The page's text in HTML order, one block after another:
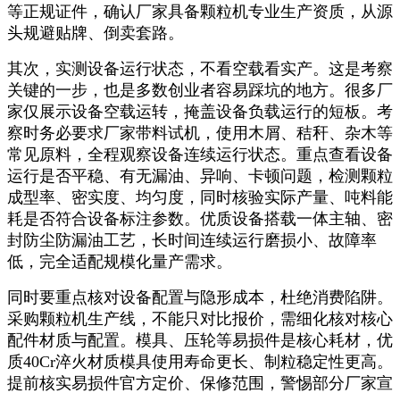
等正规证件，确认厂家具备颗粒机专业生产资质，从源
头规避贴牌、倒卖套路。
其次，实测设备运行状态，不看空载看实产。这是考察
关键的一步，也是多数创业者容易踩坑的地方。很多厂
家仅展示设备空载运转，掩盖设备负载运行的短板。考
察时务必要求厂家带料试机，使用木屑、秸秆、杂木等
常见原料，全程观察设备连续运行状态。重点查看设备
运行是否平稳、有无漏油、异响、卡顿问题，检测颗粒
成型率、密实度、均匀度，同时核验实际产量、吨料能
耗是否符合设备标注参数。优质设备搭载一体主轴、密
封防尘防漏油工艺，长时间连续运行磨损小、故障率
低，完全适配规模化量产需求。
同时要重点核对设备配置与隐形成本，杜绝消费陷阱。
采购颗粒机生产线，不能只对比报价，需细化核对核心
配件材质与配置。模具、压轮等易损件是核心耗材，优
质40Cr淬火材质模具使用寿命更长、制粒稳定性更高。
提前核实易损件官方定价、保修范围，警惕部分厂家宣